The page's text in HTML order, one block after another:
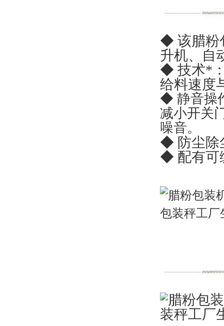
◆ 该腊粉
升机、自
◆ 技术*
给料速度
◆ 静音操
减小开关
噪音。
◆ 防尘除
◆ 配有可